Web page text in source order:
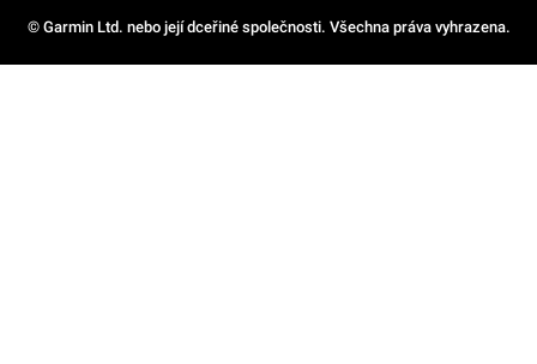
© Garmin Ltd. nebo její dceřiné společnosti. Všechna práva vyhrazena.